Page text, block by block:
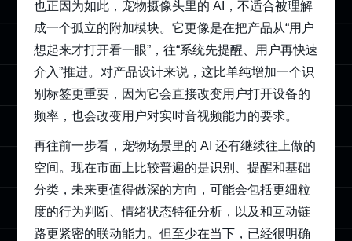
也正因为如此，宠物摄像头里的 AI，不适合被理解
成一个孤立的附加模块。它更像是在把产品从“用户
想起来才打开看一眼”，往“系统先提醒、用户再快速
介入”推进。对产品设计来说，这比单纯增加一个识
别标签更重要，因为它会直接改变用户打开设备的
频率，也会改变用户对实时音视频能力的要求。
再往前一步看，宠物场景里的 AI 还有继续往上做的
空间。现在市面上比较普遍的是识别、提醒和基础
分类，未来更值得做深的方向，可能会包括更细粒
度的行为判断、情绪状态特征分析，以及和互动链
路更紧密的联动能力。但至少在当下，已经很明确